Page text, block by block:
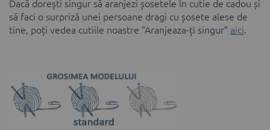
Dacă dorești singur să aranjezi șosetele în cutie de cadou și
să faci o surpriză unei persoane dragi cu șosete alese de
tine, poți vedea cutiile noastre ”Aranjeaza-ți singur” aici.